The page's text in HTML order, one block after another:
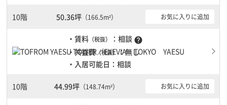
10階 50.36坪（166.5m²） お気に入りに追加
・賃料 （税抜） ：相談 help
・共益費（税抜）：無し
・入居可能日：相談
10階 44.99坪 （148.74m²） お気に入りに追加